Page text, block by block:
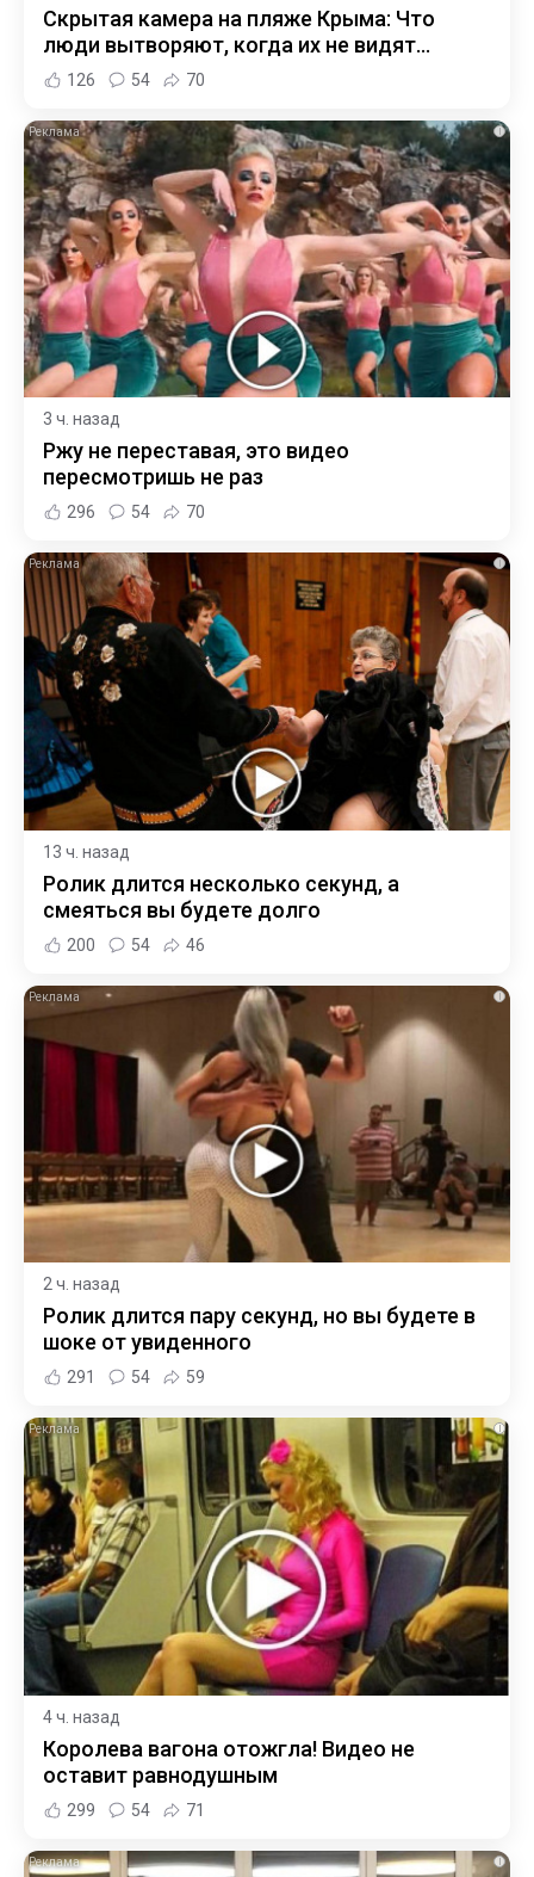
Скрытая камера на пляже Крыма: Что
люди вытворяют, когда их не видят...
126 54 70
i
3 ч. назад
Ржу не переставая, это видео
пересмотришь не раз
296 54 70
i
13 ч. назад
Ролик длится несколько секунд, а
смеяться вы будете долго
200 54 46
i
2 ч. назад
Ролик длится пару секунд, но вы будете в
шоке от увиденного
291 54 59
i
4 ч. назад
Королева вагона отожгла! Видео не
оставит равнодушным
299 54 71
i